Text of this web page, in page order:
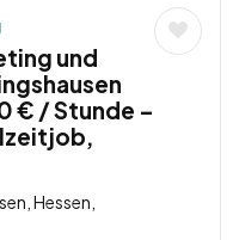
und
€ / Stunde –
Hessen,